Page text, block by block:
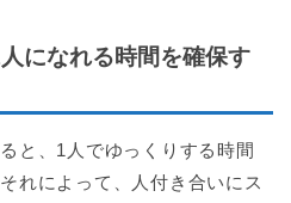
になれる時間を確保す
と、1人でゆっくりする時間
れによって、人付き合いにス